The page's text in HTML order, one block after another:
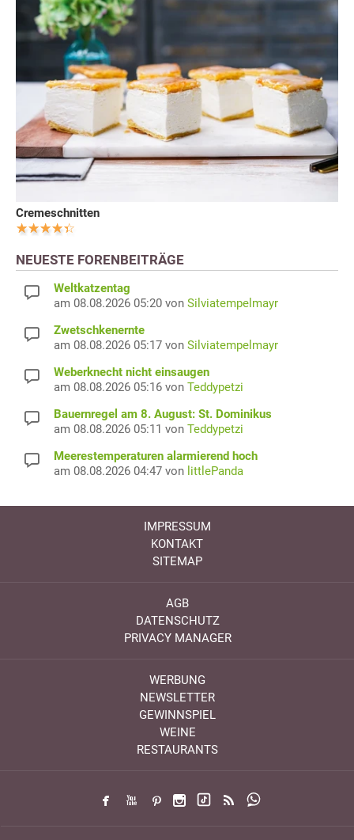
Cremeschnitten
NEUESTE FORENBEITRÄGE
Weltkatzentag
am 08.08.2026 05:20 von Silviatempelmayr
Zwetschkenernte
am 08.08.2026 05:17 von Silviatempelmayr
Weberknecht nicht einsaugen
am 08.08.2026 05:16 von Teddypetzi
Bauernregel am 8. August: St. Dominikus
am 08.08.2026 05:11 von Teddypetzi
Meerestemperaturen alarmierend hoch
am 08.08.2026 04:47 von littlePanda
IMPRESSUM
KONTAKT
SITEMAP
AGB
DATENSCHUTZ
PRIVACY MANAGER
WERBUNG
NEWSLETTER
GEWINNSPIEL
WEINE
RESTAURANTS